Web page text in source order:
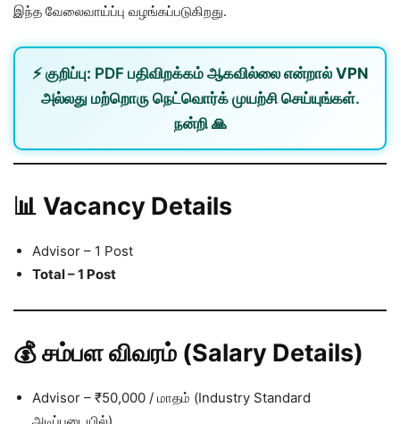
இந்த வேலைவாய்ப்பு வழங்கப்படுகிறது.
⚡ குறிப்பு: PDF பதிவிறக்கம் ஆகவில்லை என்றால் VPN
அல்லது மற்றொரு நெட்வொர்க்முயற்சி செய்யுங்கள்.
நன்றி 🙏
📊 Vacancy Details
Advisor – 1 Post
Total – 1 Post
💰 சம்பள விவரம் (Salary Details)
Advisor – ₹50,000 / மாதம் (Industry Standard
அடிப்படையில்)